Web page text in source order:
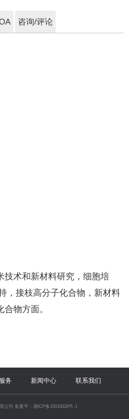
咨询/评论
技术和新材料研究，细胞培
，接枝高分子化合物，新材料
物方面。
务 新闻中心 联系我们
公司 备案号：湘ICP备15018328号-1